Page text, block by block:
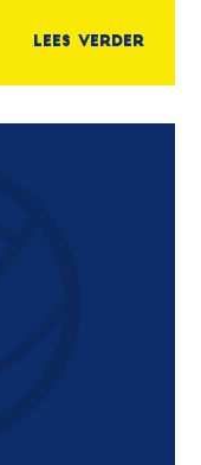
Lees verder